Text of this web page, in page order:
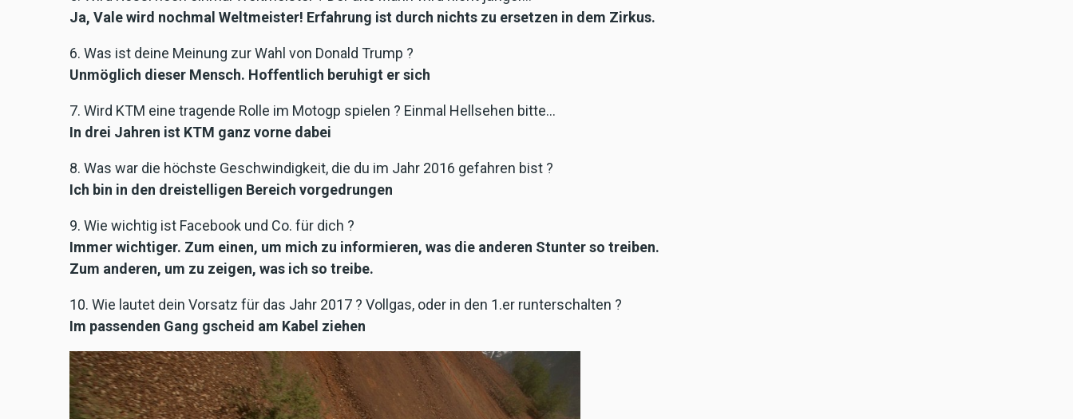
Ja, Vale wird nochmal Weltmeister! Erfahrung ist durch nichts zu ersetzen in dem Zirkus.
6. Was ist deine Meinung zur Wahl von Donald Trump ?
Unmöglich dieser Mensch. Hoffentlich beruhigt er sich
7. Wird KTM eine tragende Rolle im Motogp spielen ? Einmal Hellsehen bitte…
In drei Jahren ist KTM ganz vorne dabei
8. Was war die höchste Geschwindigkeit, die du im Jahr 2016 gefahren bist ?
Ich bin in den dreistelligen Bereich vorgedrungen
9. Wie wichtig ist Facebook und Co. für dich ?
Immer wichtiger. Zum einen, um mich zu informieren, was die anderen Stunter so treiben.
Zum anderen, um zu zeigen, was ich so treibe.
10. Wie lautet dein Vorsatz für das Jahr 2017 ? Vollgas, oder in den 1.er runterschalten ?
Im passenden Gang gscheid am Kabel ziehen